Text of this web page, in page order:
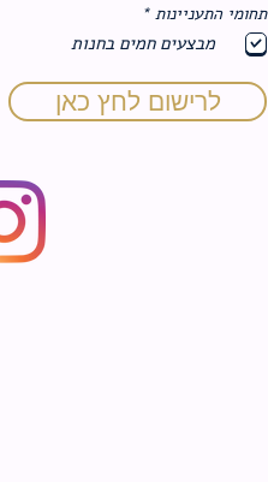
תחומי התעניינות *
ב
מבצעים חמים בחנות
לרישום לחץ כאן